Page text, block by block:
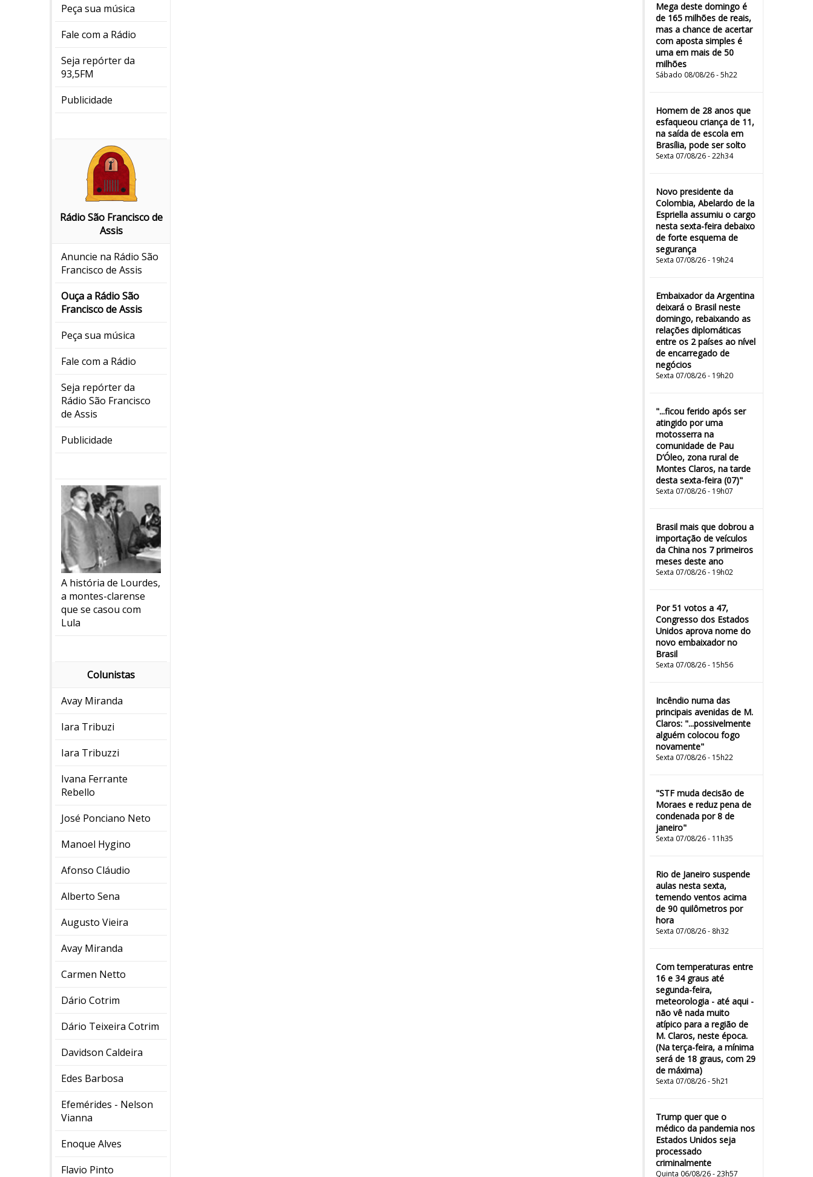
Peça sua música
Fale com a Rádio
Seja repórter da
93,5FM
Publicidade
Rádio São Francisco de
Assis
Anuncie na Rádio São
Francisco de Assis
Ouça a Rádio São
Francisco de Assis
Peça sua música
Fale com a Rádio
Seja repórter da
Rádio São Francisco
de Assis
Publicidade
A história de Lourdes,
a montes-clarense
que se casou com
Lula
Colunistas
Avay Miranda
Iara Tribuzi
Iara Tribuzzi
Ivana Ferrante
Rebello
José Ponciano Neto
Manoel Hygino
Afonso Cláudio
Alberto Sena
Augusto Vieira
Avay Miranda
Carmen Netto
Dário Cotrim
Dário Teixeira Cotrim
Davidson Caldeira
Edes Barbosa
Efemérides - Nelson
Vianna
Enoque Alves
Flavio Pinto
Mega deste domingo é
de 165 milhões de reais,
mas a chance de acertar
com aposta simples é
uma em mais de 50
milhões
Sábado 08/08/26 - 5h22
Homem de 28 anos que
esfaqueou criança de 11,
na saída de escola em
Brasília, pode ser solto
Sexta 07/08/26 - 22h34
Novo presidente da
Colombia, Abelardo de la
Espriella assumiu o cargo
nesta sexta-feira debaixo
de forte esquema de
segurança
Sexta 07/08/26 - 19h24
Embaixador da Argentina
deixará o Brasil neste
domingo, rebaixando as
relações diplomáticas
entre os 2 países ao nível
de encarregado de
negócios
Sexta 07/08/26 - 19h20
"...ficou ferido após ser
atingido por uma
motosserra na
comunidade de Pau
D’Óleo, zona rural de
Montes Claros, na tarde
desta sexta-feira (07)"
Sexta 07/08/26 - 19h07
Brasil mais que dobrou a
importação de veículos
da China nos 7 primeiros
meses deste ano
Sexta 07/08/26 - 19h02
Por 51 votos a 47,
Congresso dos Estados
Unidos aprova nome do
novo embaixador no
Brasil
Sexta 07/08/26 - 15h56
Incêndio numa das
principais avenidas de M.
Claros: "...possivelmente
alguém colocou fogo
novamente"
Sexta 07/08/26 - 15h22
"STF muda decisão de
Moraes e reduz pena de
condenada por 8 de
janeiro"
Sexta 07/08/26 - 11h35
Rio de Janeiro suspende
aulas nesta sexta,
temendo ventos acima
de 90 quilômetros por
hora
Sexta 07/08/26 - 8h32
Com temperaturas entre
16 e 34 graus até
segunda-feira,
meteorologia - até aqui -
não vê nada muito
atípico para a região de
M. Claros, neste época.
(Na terça-feira, a mínima
será de 18 graus, com 29
de máxima)
Sexta 07/08/26 - 5h21
Trump quer que o
médico da pandemia nos
Estados Unidos seja
processado
criminalmente
Quinta 06/08/26 - 23h57